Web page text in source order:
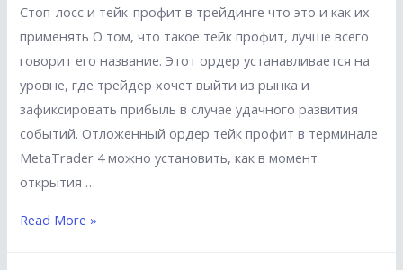
Стоп-лосс и тейк-профит в трейдинге что это и как их
применять О том, что такое тейк профит, лучше всего
говорит его название. Этот ордер устанавливается на
уровне, где трейдер хочет выйти из рынка и
зафиксировать прибыль в случае удачного развития
событий. Отложенный ордер тейк профит в терминале
MetaTrader 4 можно установить, как в момент
открытия …
Что
Read More »